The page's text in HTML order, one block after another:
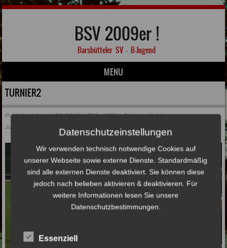
BSV 2009er !
Barsbütteler SV – B-Jugend
MENU
Skip to content
TURNIER2
PublishedAugust 26, 2018at700 × 433inSaisonauftakt beim
Jubiläumsturnier in Willinghusen
Datenschutzeinstellungen
Wir verwenden technisch notwendige Cookies auf
unserer Webseite sowie externe Dienste. Standardmäßig
sind alle externen Dienste deaktiviert. Sie können diese
jedoch nach belieben aktivieren & deaktivieren. Für
weitere Informationen lesen Sie unsere
Datenschutzbestimmungen.
Essenziell